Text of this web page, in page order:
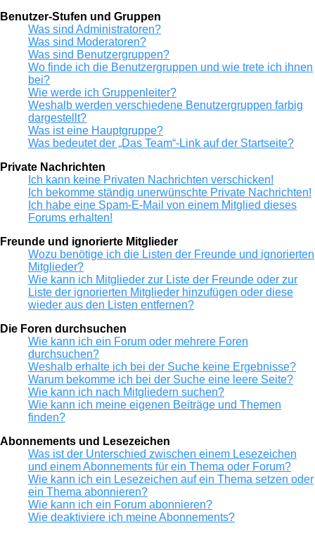
Benutzer-Stufen und Gruppen
Was sind Administratoren?
Was sind Moderatoren?
Was sind Benutzergruppen?
Wo finde ich die Benutzergruppen und wie trete ich ihnen
bei?
Wie werde ich Gruppenleiter?
Weshalb werden verschiedene Benutzergruppen farbig
dargestellt?
Was ist eine Hauptgruppe?
Was bedeutet der „Das Team“-Link auf der Startseite?
Private Nachrichten
Ich kann keine Privaten Nachrichten verschicken!
Ich bekomme ständig unerwünschte Private Nachrichten!
Ich habe eine Spam-E-Mail von einem Mitglied dieses
Forums erhalten!
Freunde und ignorierte Mitglieder
Wozu benötige ich die Listen der Freunde und ignorierten
Mitglieder?
Wie kann ich Mitglieder zur Liste der Freunde oder zur
Liste der ignorierten Mitglieder hinzufügen oder diese
wieder aus den Listen entfernen?
Die Foren durchsuchen
Wie kann ich ein Forum oder mehrere Foren
durchsuchen?
Weshalb erhalte ich bei der Suche keine Ergebnisse?
Warum bekomme ich bei der Suche eine leere Seite?
Wie kann ich nach Mitgliedern suchen?
Wie kann ich meine eigenen Beiträge und Themen
finden?
Abonnements und Lesezeichen
Was ist der Unterschied zwischen einem Lesezeichen
und einem Abonnements für ein Thema oder Forum?
Wie kann ich ein Lesezeichen auf ein Thema setzen oder
ein Thema abonnieren?
Wie kann ich ein Forum abonnieren?
Wie deaktiviere ich meine Abonnements?